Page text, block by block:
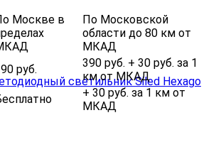
Москве в
По Московской
области до 80 км от
МКАД
руб.
390 руб. + 30 руб. за 1
км от МКАД
+ 30 руб. за 1 км от
МКАД